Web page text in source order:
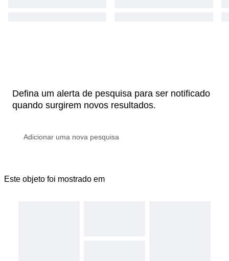
Defina um alerta de pesquisa para ser notificado
quando surgirem novos resultados.
Este objeto foi mostrado em